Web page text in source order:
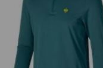
funkc. ze stójką i dł.
e.s.trail